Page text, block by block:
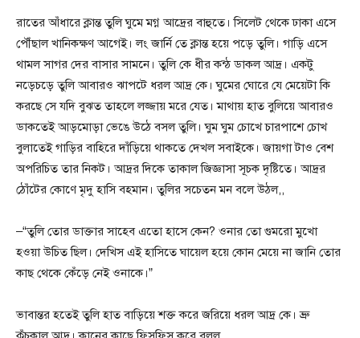
রাতের আঁধারে ক্লান্ত তুলি ঘুমে মগ্ন আদ্রের বাহুতে। সিলেট থেকে ঢাকা এসে
পৌঁছাল খানিকক্ষণ আগেই। লং জার্নি তে ক্লান্ত হয়ে পড়ে তুলি। গাড়ি এসে
থামল সাগর দের বাসার সামনে। তুলি কে ধীর কন্ঠ ডাকল আদ্র। একটু
নড়েচড়ে তুলি আবারও ঝাপটে ধরল আদ্র কে। ঘুমের ঘোরে যে মেয়েটা কি
করছে সে যদি বুঝত তাহলে লজ্জায় মরে যেত। মাথায় হাত বুলিয়ে আবারও
ডাকতেই আড়মোড়া ভেঙে উঠে বসল তুলি। ঘুম ঘুম চোখে চারপাশে চোখ
বুলাতেই গাড়ির বাহিরে দাঁড়িয়ে থাকতে দেখল সবাইকে। জায়গা টাও বেশ
অপরিচিত তার নিকট। আদ্রর দিকে তাকাল জিজ্ঞাসা সূচক দৃষ্টিতে। আদ্রর
ঠোঁটের কোণে মৃদু হাসি বহমান। তুলির সচেতন মন বলে উঠল,,
–“তুলি তোর ডাক্তার সাহেব এতো হাসে কেন? ওনার তো গুমরো মুখো
হওয়া উচিত ছিল। দেখিস এই হাসিতে ঘায়েল হয়ে কোন মেয়ে না জানি তোর
কাছ থেকে কেঁড়ে নেই ওনাকে।”
ভাবান্তর হতেই তুলি হাত বাড়িয়ে শক্ত করে জরিয়ে ধরল আদ্র কে। ভ্রু